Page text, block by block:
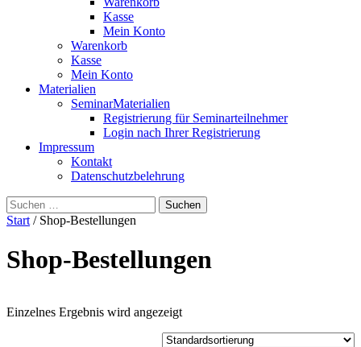
Kasse
Mein Konto
Warenkorb
Kasse
Mein Konto
Materialien
SeminarMaterialien
Registrierung für Seminarteilnehmer
Login nach Ihrer Registrierung
Impressum
Kontakt
Datenschutzbelehrung
Suchen
nach:
Start / Shop-Bestellungen
Shop-Bestellungen
Einzelnes Ergebnis wird angezeigt